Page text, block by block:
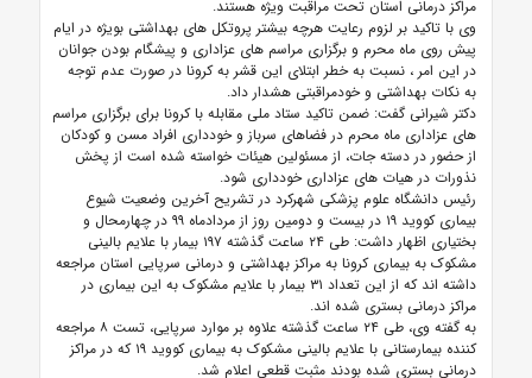
مراکز درمانی استان تحت مراقبت ویژه هستند.
وی با تاکید بر لزوم رعایت هرچه بیشتر پروتکل های بهداشتی بویژه در ایام
پیش روی ماه محرم و برگزاری مراسم های عزاداری و پیشگام بودن جوانان
در این امر ، نسبت به خطر ابتلای این قشر به کرونا در صورت عدم توجه
به نکات بهداشتی و خودمراقبتی هشدار داد.
دکتر شیرانی گفت: ضمن تاکید ستاد ملی مقابله با کرونا برای برگزاری مراسم
های عزاداری ماه محرم در فضاهای سرباز و خودداری افراد مسن و کودکان
از حضور در دسته جات، از مسئولین هیئات خواسته شده است از پخش
نذورات در هیات های عزاداری خودداری شود.
رئیس دانشگاه علوم پزشکی شهرکرد در تشریح آخرین وضعیت شیوع
بیماری کووید ۱۹ در بیست و دومین روز از مردادماه ۹۹ در چهارمحال و
بختیاری اظهار داشت: طی ۲۴ ساعت گذشته ۱۹۷ بیمار با علایم بالینی
مشکوک به بیماری کرونا به مراکز بهداشتی و درمانی سرپایی استان مراجعه
داشته اند که از این تعداد ۳۱ بیمار با علایم مشکوک به این بیماری در
مراکز درمانی بستری شده اند.
به گفته وی، طی ۲۴ ساعت گذشته علاوه بر موارد سرپایی، تست ۸ مراجعه
کننده بیمارستانی با علایم بالینی مشکوک به بیماری کووید ۱۹ که در مراکز
درمانی بستری شده بودند مثبت قطعی اعلام شد.